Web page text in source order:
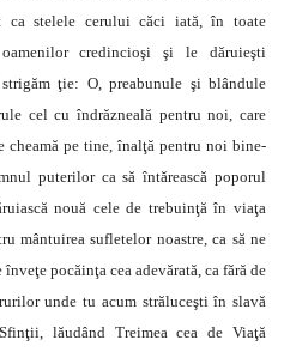
ca stelele cerului căci iată, în toate
credincioşi şi le dăruieşti
ţie: O, preabunule şi blândule
cel cu îndrăzneală pentru noi, care
cheamă pe tine, înalţă pentru noi bine-
puterilor ca să întărească poporul
nouă cele de trebuinţă în viaţa
mântuirea sufletelor noastre, ca să ne
înveţe pocăinţa cea adevărată, ca fără de
unde tu acum străluceşti în slavă
lăudând Treimea cea de Viaţă